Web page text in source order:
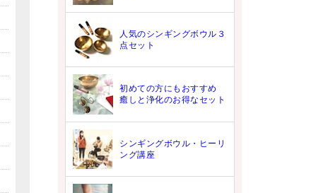
人気のシンギングボウル３
点セット
初めての方にもおすすめ
癒しと浄化のお得なセット
シンギングボウル・ヒーリ
ング講座